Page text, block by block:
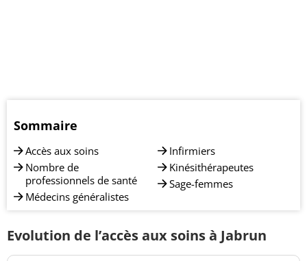
Sommaire
Accès aux soins
Nombre de
professionnels de santé
Médecins généralistes
Infirmiers
Kinésithérapeutes
Sage-femmes
Evolution de l’accès aux soins à Jabrun